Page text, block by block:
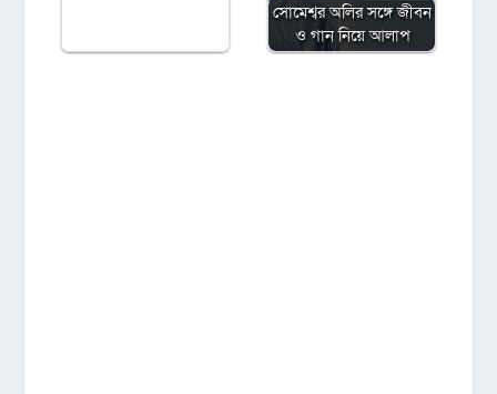
সোমেশ্বর অলির সঙ্গে জীবন
ও গান নিয়ে আলাপ